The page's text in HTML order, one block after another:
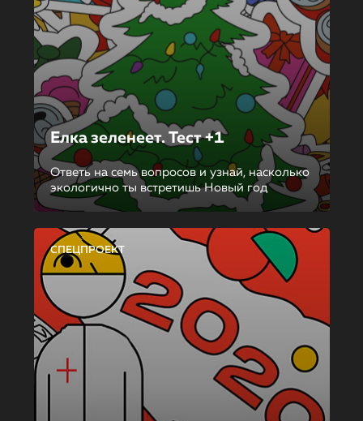
Елка зеленеет. Тест +1
Ответь на семь вопросов и узнай, насколько
экологично ты встретишь Новый год
СПЕЦПРОЕКТ